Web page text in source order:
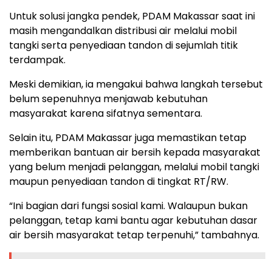
Untuk solusi jangka pendek, PDAM Makassar saat ini
masih mengandalkan distribusi air melalui mobil
tangki serta penyediaan tandon di sejumlah titik
terdampak.
Meski demikian, ia mengakui bahwa langkah tersebut
belum sepenuhnya menjawab kebutuhan
masyarakat karena sifatnya sementara.
Selain itu, PDAM Makassar juga memastikan tetap
memberikan bantuan air bersih kepada masyarakat
yang belum menjadi pelanggan, melalui mobil tangki
maupun penyediaan tandon di tingkat RT/RW.
“Ini bagian dari fungsi sosial kami. Walaupun bukan
pelanggan, tetap kami bantu agar kebutuhan dasar
air bersih masyarakat tetap terpenuhi,” tambahnya.